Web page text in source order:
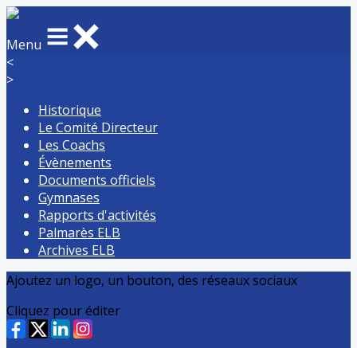
Menu
<
>
Historique
Le Comité Directeur
Les Coachs
Évènements
Documents officiels
Gymnases
Rapports d'activités
Palmarès ELB
Archives ELB
Ajoutez un logo, un bouton, des réseaux sociaux
Cliquez pour éditer